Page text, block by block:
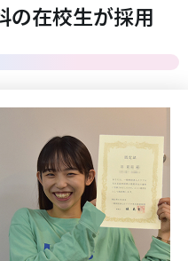
の在校生が採用